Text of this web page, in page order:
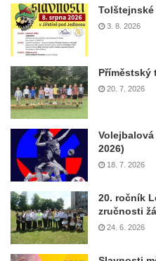
3. 8. 2026
Příměstský
20. 7. 2026
2026)
18. 7. 2026
20. ročník
zručnosti
24. 6. 2026